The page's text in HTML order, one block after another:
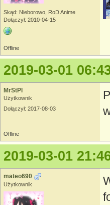
Skąd: Nieborowo, RoD Anime
Dołączył: 2010-04-15
Offline
2019-03-01
MrStPl
Użytkownik
Dołączył: 2017-08-03
Offline
2019-03-01
mateo690
Użytkownik